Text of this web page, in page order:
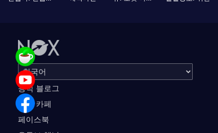
공식 블로그
공식 카페
페이스북